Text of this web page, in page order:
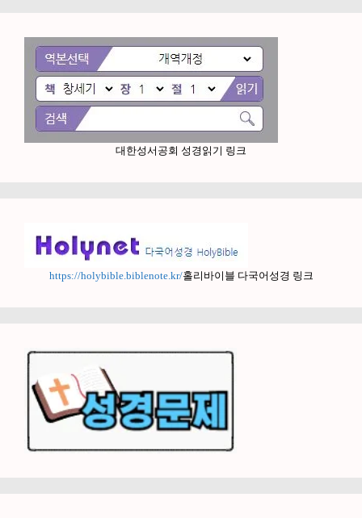
대한성서공회 성경읽기 링크
https://holybible.biblenote.kr/홀리바이블 다국어성경 링크